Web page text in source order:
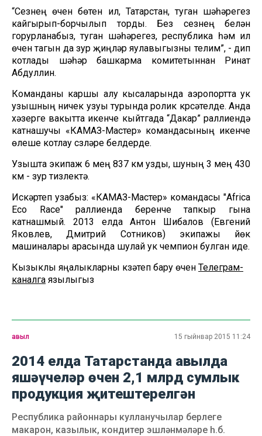
“Сезнең өчен бөтен ил, Татарстан, туган шәһәрегез
кайгырып-борчылып торды. Без сезнең белән
горурланабыз, туган шәһәрегез, республика һәм ил
өчен тагын да зур җиңүләр яулавыгызны телим”, - дип
котлады шәһәр башкарма комитетыннан Ринат
Абдуллин.
Команданы каршы алу кысаларында аэропортта ук
узышның ничек узуы турында ролик күрсәтелде. Анда
хәзерге вакытта икенче кыйтгада “Дакар” раллиендә
катнашучы «КАМАЗ-Мастер» командасының икенче
өлеше котлау сүзләре белдерде.
Узышта экипаж 6 мең 837 км узды, шуның 3 мең 430
км - зур тизлектә.
Искәртеп узабыз: «КАМАЗ-Мастер» командасы "Africa
Eco Race" раллиенда беренче тапкыр гына
катнашмый. 2013 елда Антон Шибалов (Евгений
Яковлев, Дмитрий Сотников) экипажы йөк
машиналары арасында шулай ук чемпион булган иде.
Кызыклы яңалыкларны күзәтеп бару өчен Телеграм-
каналга язылыгыз
авыл 15 гыйнвар 2015 11:24
2014 елда Татарстанда авылда
яшәүчеләр өчен 2,1 млрд сумлык
продукция җитештерелгән
Республика районнары кулланучылар берлеге
макарон, казылык, кондитер эшләнмәләре һ.б.